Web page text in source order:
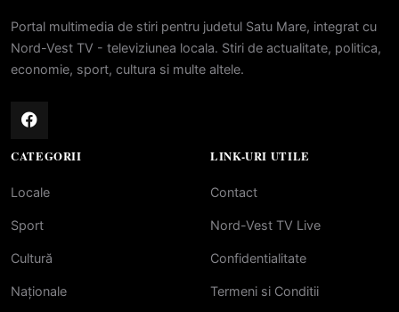
Portal multimedia de stiri pentru judetul Satu Mare, integrat cu
Nord-Vest TV - televiziunea locala. Stiri de actualitate, politica,
economie, sport, cultura si multe altele.
CATEGORII
Locale
Sport
Cultură
Naționale
LINK-URI UTILE
Contact
Nord-Vest TV Live
Confidentialitate
Termeni si Conditii